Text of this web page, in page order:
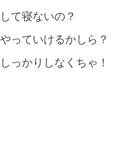
て寝ないの？
っていけるかしら？
っかりしなくちゃ！